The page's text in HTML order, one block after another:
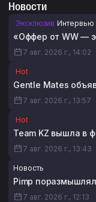
Новости
Эксклюзив Интервью
«Оффер от WW —
7 авг. 2026 г., 14:02
Hot
Gentle Mates
7 авг. 2026 г., 13:57
Hot
Team KZ вышла в
7 авг. 2026 г., 13:43
Новость
Pimp
7 авг. 2026 г., 12:13